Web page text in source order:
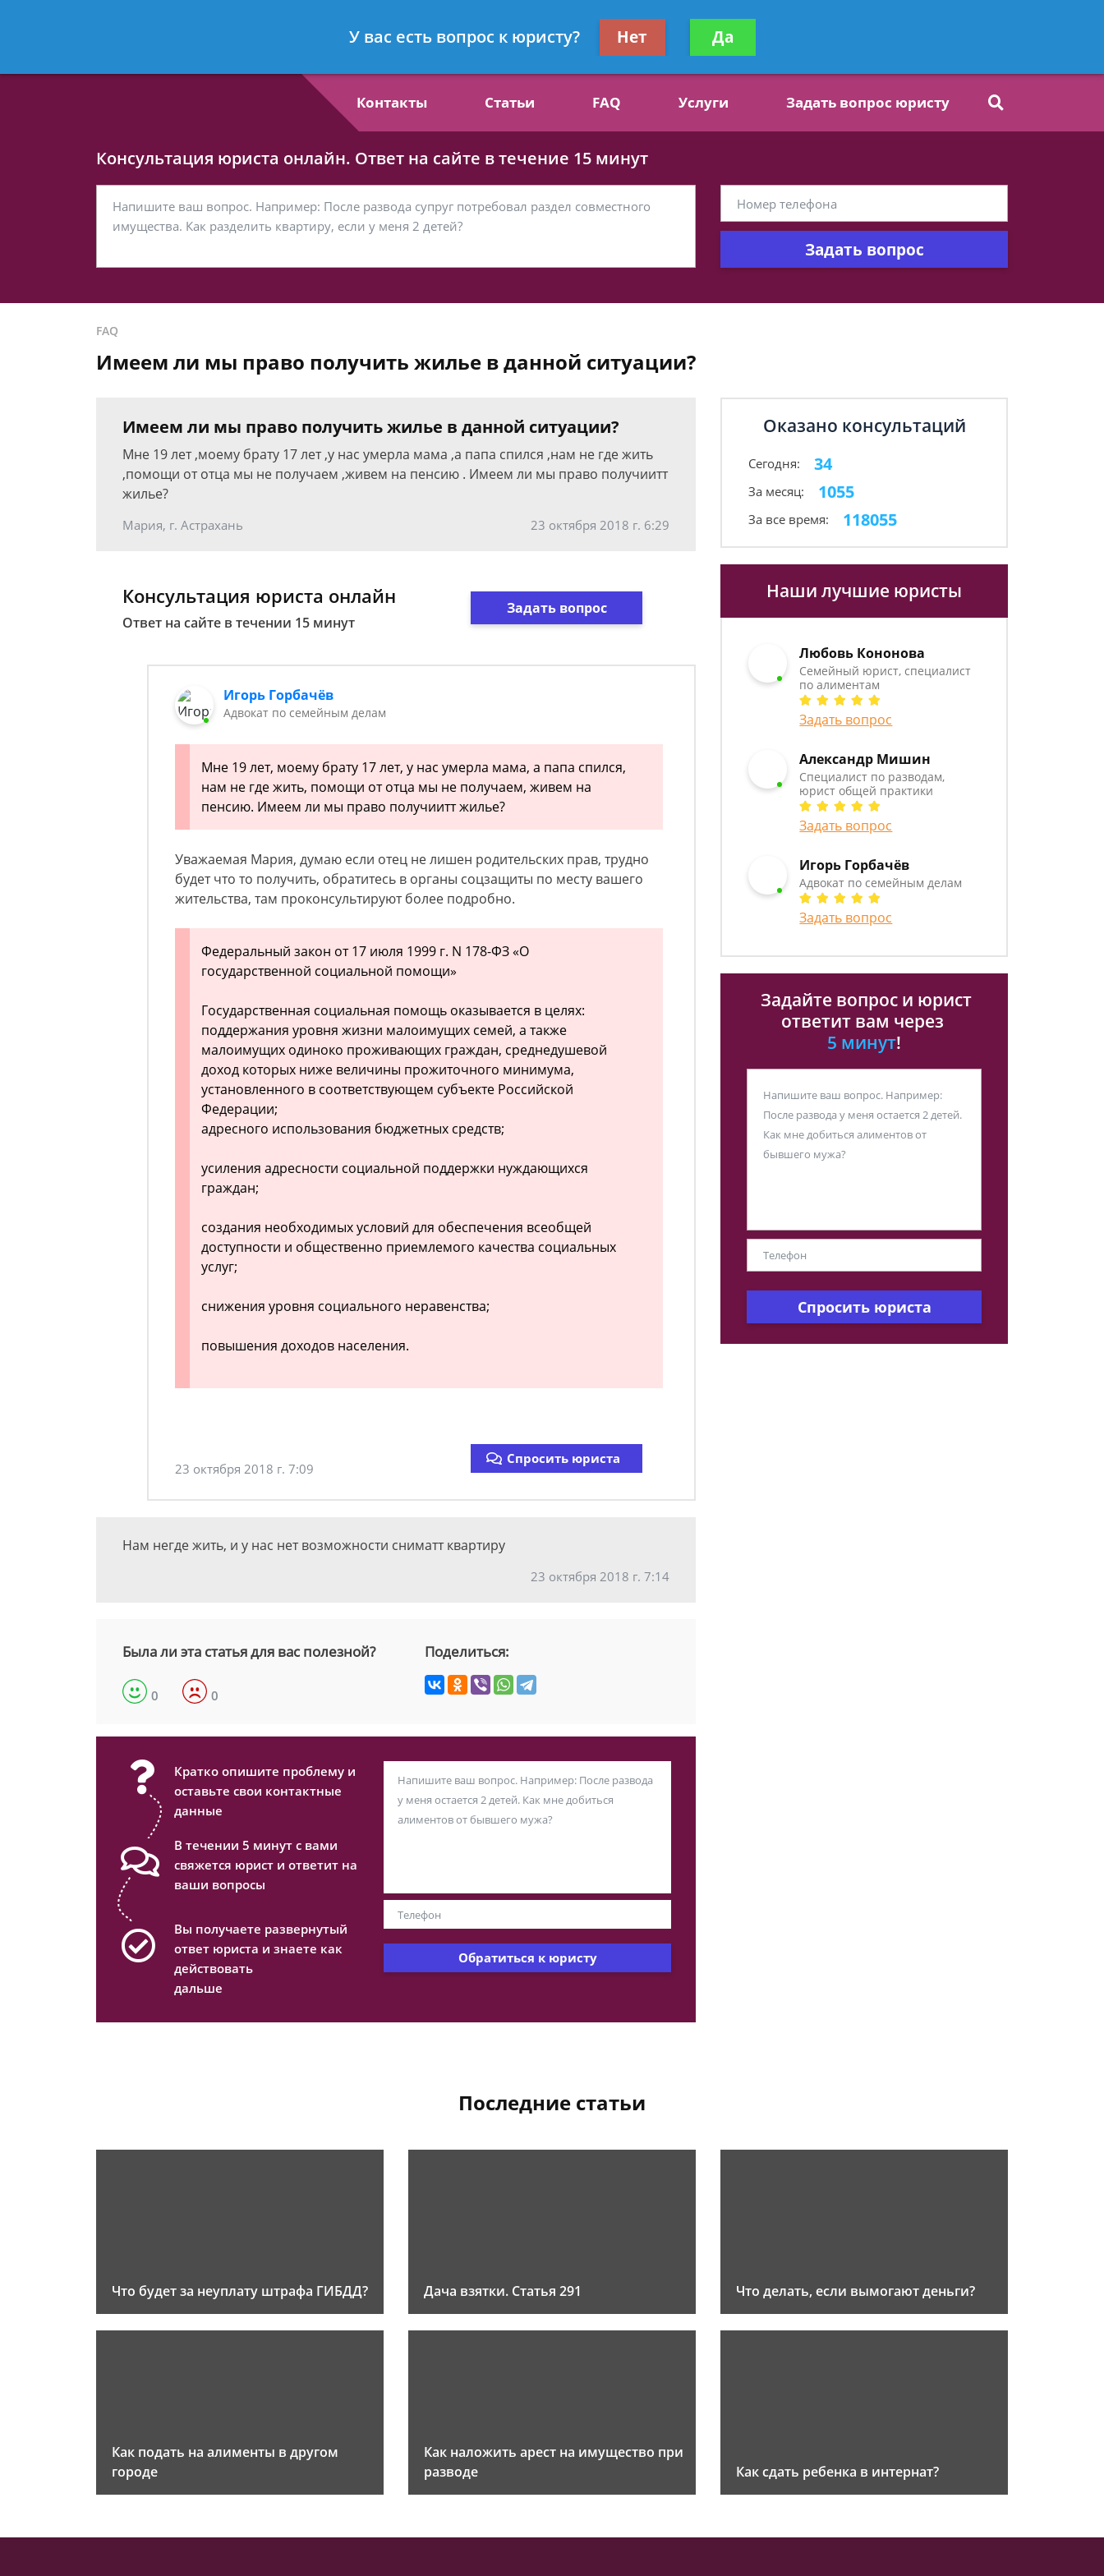
- Семейный юрист, специалист по алиментам
Получите консультацию
бесплатно
Контакты Статьи FAQ Услуги Задать вопрос юристу
Консультация юриста онлайн. Ответ на сайте в течение 15 минут
Задать вопрос
FAQ
Имеем ли мы право получить жилье в данной ситуации?
Имеем ли мы право получить жилье в данной ситуации?
Мне 19 лет ,моему брату 17 лет ,у нас умерла мама ,а папа спился ,нам не где жить
,помощи от отца мы не получаем ,живем на пенсию . Имеем ли мы право получиитт
жилье?
Мария, г. Астрахань 23 октября 2018 г. 6:29
Консультация юриста онлайн
Ответ на сайте в течении 15 минут
Задать вопрос
Игорь Горбачёв
Адвокат по семейным делам
Мне 19 лет, моему брату 17 лет, у нас умерла мама, а папа спился,
нам не где жить, помощи от отца мы не получаем, живем на
пенсию. Имеем ли мы право получиитт жилье?
Уважаемая Мария, думаю если отец не лишен родительских прав, трудно
будет что то получить, обратитесь в органы соцзащиты по месту вашего
жительства, там проконсультируют более подробно.
Федеральный закон от 17 июля 1999 г. N 178-ФЗ «О
государственной социальной помощи»
Государственная социальная помощь оказывается в целях:
поддержания уровня жизни малоимущих семей, а также
малоимущих одиноко проживающих граждан, среднедушевой
доход которых ниже величины прожиточного минимума,
установленного в соответствующем субъекте Российской
Федерации;
адресного использования бюджетных средств;
усиления адресности социальной поддержки нуждающихся
граждан;
создания необходимых условий для обеспечения всеобщей
доступности и общественно приемлемого качества социальных
услуг;
снижения уровня социального неравенства;
повышения доходов населения.
23 октября 2018 г. 7:09
Спросить юриста
Нам негде жить, и у нас нет возможности сниматт квартиру
23 октября 2018 г. 7:14
Была ли эта статья для вас полезной?
0 0
Поделиться:
Кратко опишите проблему и
оставьте свои контактные
данные
В течении 5 минут с вами
свяжется юрист и ответит на
ваши вопросы
Вы получаете развернутый
ответ юриста и знаете как
действовать
дальше
Обратиться к юристу
Оказано консультаций
Сегодня: 34
За месяц: 1055
За все время: 118055
Наши лучшие юристы
Любовь Кононова
Семейный юрист, специалист
по алиментам
Задать вопрос
Александр Мишин
Специалист по разводам,
юрист общей практики
Задать вопрос
Игорь Горбачёв
Адвокат по семейным делам
Задать вопрос
Задайте вопрос и юрист
ответит вам через
5 минут!
Спросить юриста
Последние статьи
Что будет за неуплату штрафа ГИБДД? Дача взятки. Статья 291 Что делать, если вымогают деньги?
Как подать на алименты в другом
городе
Как наложить арест на имущество при
разводе
Как сдать ребенка в интернат?
У вас есть вопрос к юристу? Нет Да